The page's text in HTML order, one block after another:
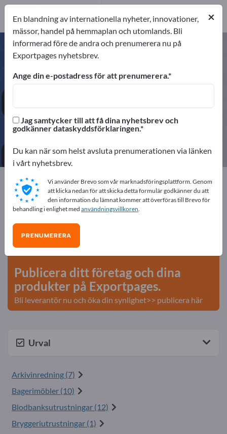
Företagsutrustning / Institutionell
inredning – hitta tillverkare och
leverantörer
Distributörer
Distributörer
Exportpages
Företagsutrustning / Institutionell inredning
Annonsera gratis på Exportpages!
Behov – Erbjudanden – Begagnade varor –
Affärskontakter >> börja här
Publicera ditt företag och dina
produkter på Exportpages.
Bli leverantör nu och öka din synlighet>> publicera här
Urval
Arkivinredning (7)
Bagerimöbler (10)
Blodbanksutrustningar (12)
Bryggeriutrustningar (1)
×
En blandning av internationella nyheter, innovationer,
mässor, handel på hemmaplan och utomlands. Bli
informerad före de andra och prenumerera nu på
Exportpages nyhetsbrev.
Ange din e-postadress för att prenumerera.
Jag samtycker till att få dina nyhetsbrev och
godkänner dataskyddsförklaringen.
Du kan när som helst avsluta prenumerationen via länken
i vårt nyhetsbrev.
Vi använder Brevo som vår marknadsföringsplattform. Genom
att klicka nedan för att skicka detta formulär godkänner du att
den information du lämnat kommer att överföras till Brevo för
behandling i enlighet med användningsvillkoren.
PRENUMERERA